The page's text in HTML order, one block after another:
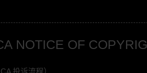
NOTICE OF
投诉流程）